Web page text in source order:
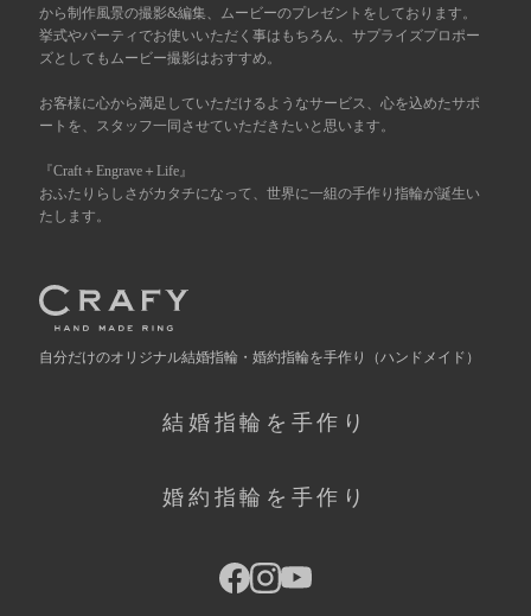
から制作風景の撮影&編集、ムービーのプレゼントをしております。
挙式やパーティでお使いいただく事はもちろん、サプライズプロポー
ズとしてもムービー撮影はおすすめ。
お客様に心から満足していただけるようなサービス、心を込めたサポ
ートを、スタッフ一同させていただきたいと思います。
『Craft＋Engrave＋Life』
おふたりらしさがカタチになって、世界に一組の手作り指輪が誕生い
たします。
自分だけのオリジナル結婚指輪・婚約指輪を手作り （ハンドメイド）
結婚指輪を手作り
婚約指輪を手作り